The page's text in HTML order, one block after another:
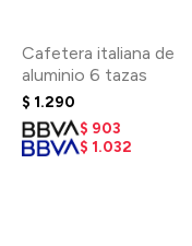
Cafetera italiana de
aluminio 6 tazas
$ 1.290
$ 903
$ 1.032